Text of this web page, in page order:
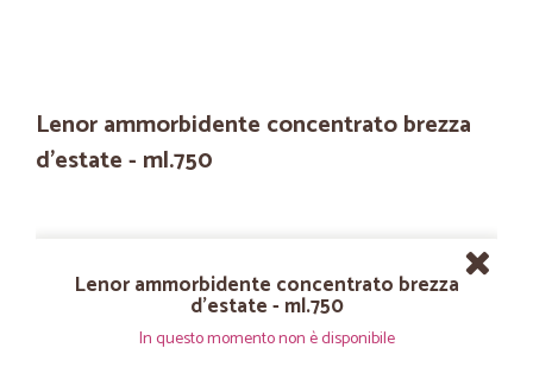
Lenor ammorbidente concentrato brezza
d'estate - ml.750
Lenor ammorbidente concentrato brezza
d'estate - ml.750
In questo momento non è disponibile